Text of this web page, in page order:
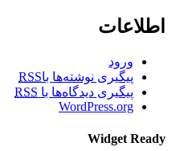
اطلاعات
ورود
پیگیری نوشته‌ها باRSS
پیگیری دیدگاه‌ها با RSS
WordPress.org
Widget Ready